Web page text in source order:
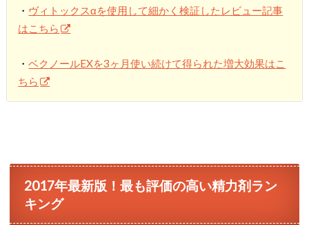
・ ヴィトックスαを使用して細かく検証したレビュー記事
はこちら
・ベクノールEXを3ヶ月使い続けて得られた増大効果はこ
ちら
2017年最新版！最も評価の高い精力剤ラン
キング